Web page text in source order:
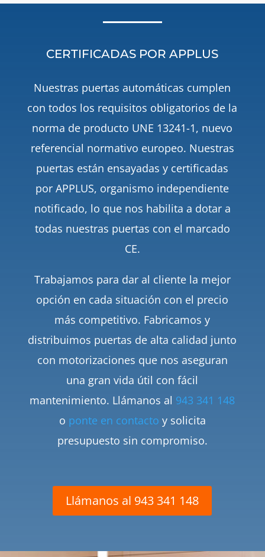
CERTIFICADAS POR APPLUS
Nuestras puertas automáticas cumplen
con todos los requisitos obligatorios de la
norma de producto UNE 13241-1, nuevo
referencial normativo europeo. Nuestras
puertas están ensayadas y certificadas
por APPLUS, organismo independiente
notificado, lo que nos habilita a dotar a
todas nuestras puertas con el marcado
CE.
Trabajamos para dar al cliente la mejor
opción en cada situación con el precio
más competitivo. Fabricamos y
distribuimos puertas de alta calidad junto
con motorizaciones que nos aseguran
una gran vida útil con fácil
mantenimiento. Llámanos al 943 341 148
o ponte en contacto y solicita
presupuesto sin compromiso.
Llámanos al 943 341 148